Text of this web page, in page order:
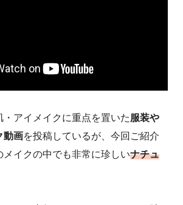
アイメイクに重点を置いた服装や
動画を投稿しているが、今回ご紹介
メイクの中でも非常に珍しいナチュ